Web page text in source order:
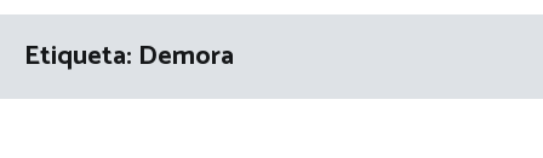
Etiqueta: Demora